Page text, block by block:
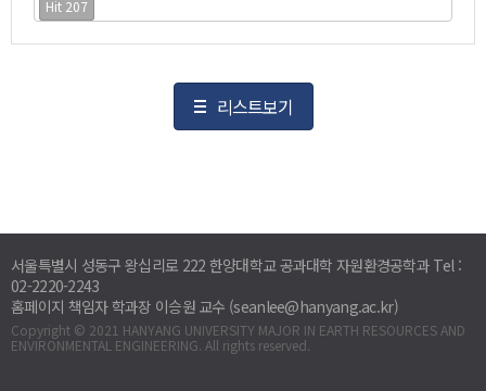
Hit 207
리스트보기
서울특별시 성동구 왕십리로 222 한양대학교 공과대학 자원환경공학과 Tel :
02-2220-2243
홈페이지 책임자 학과장 이승원 교수 (seanlee@hanyang.ac.kr)
Copyright © 2021 HANYANG UNIVERSITY MAJOR IN EARTH RESOURCES AND
ENVIRONMENTAL ENGINEERING. All rights reserved.